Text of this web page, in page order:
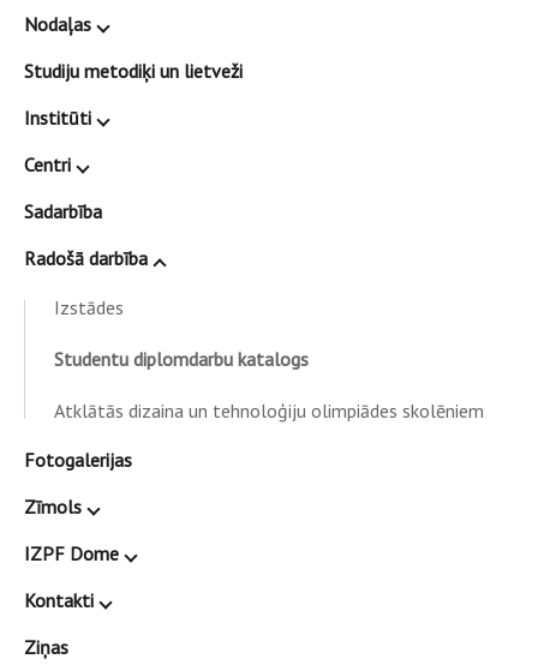
Nodaļas
Studiju metodiķi un lietveži
Institūti
Centri
Sadarbība
Radošā darbība
Izstādes
Studentu diplomdarbu katalogs
Atklātās dizaina un tehnoloģiju olimpiādes skolēniem
Fotogalerijas
Zīmols
IZPF Dome
Kontakti
Ziņas